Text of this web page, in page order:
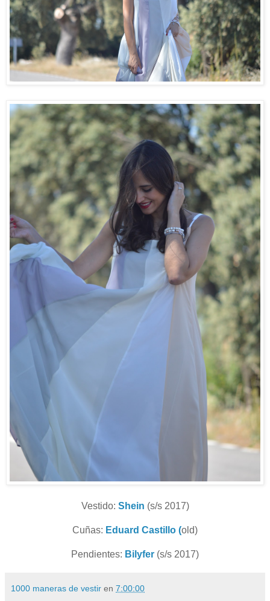
Vestido: Shein (s/s 2017)
Cuñas: Eduard Castillo (old)
Pendientes: Bilyfer (s/s 2017)
1000 maneras de vestir en 7:00:00